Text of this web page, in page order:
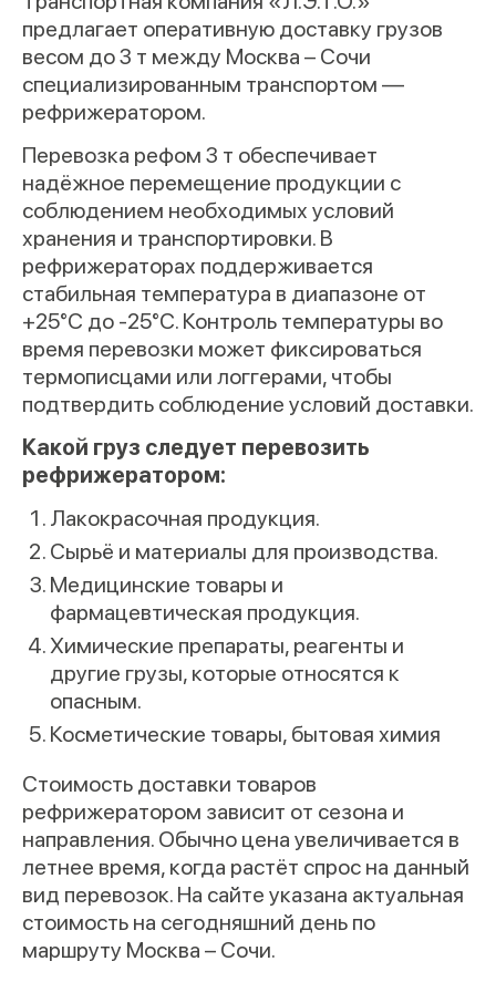
предлагает оперативную доставку грузов
весом до 3 т между Москва – Сочи
специализированным транспортом —
рефрижератором.
Перевозка рефом 3 т обеспечивает
надёжное перемещение продукции с
соблюдением необходимых условий
хранения и транспортировки. В
рефрижераторах поддерживается
стабильная температура в диапазоне от
+25°C до -25°C. Контроль температуры во
время перевозки может фиксироваться
термописцами или логгерами, чтобы
подтвердить соблюдение условий доставки.
Какой груз следует перевозить
рефрижератором:
Лакокрасочная продукция.
Сырьё и материалы для производства.
Медицинские товары и
фармацевтическая продукция.
Химические препараты, реагенты и
другие грузы, которые относятся к
опасным.
Косметические товары, бытовая химия
Стоимость доставки товаров
рефрижератором зависит от сезона и
направления. Обычно цена увеличивается в
летнее время, когда растёт спрос на данный
вид перевозок. На сайте указана актуальная
стоимость на сегодняшний день по
маршруту Москва – Сочи.